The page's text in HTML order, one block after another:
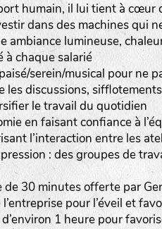
humain, il lui tient à cœur
dans des machines qui
ambiance lumineuse,
à chaque salarié
serein/musical pour ne
les discussions,
le travail du quotidien
en faisant confiance à
l’interaction entre les
: des groupes de
de 30 minutes offerte par
pour l’éveil et
1 heure pour